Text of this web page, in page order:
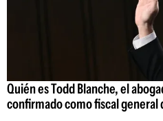
Quién es Todd Blanche, el
confirmado como fiscal general